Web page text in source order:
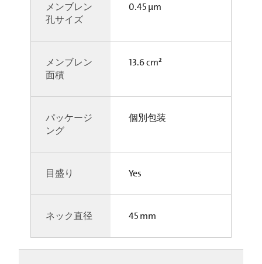
メンブレン
孔サイズ
0.45 µm
メンブレン
面積
13.6 cm²
パッケージ
ング
個別包装
目盛り Yes
ネック直径 45 mm